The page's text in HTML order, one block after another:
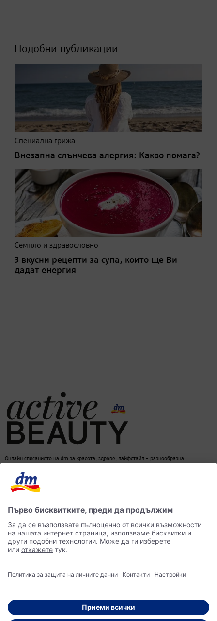
Подобни публикации
Специална грижа
Внезапна слънчева алергия: Какво помага?
Семпло и здравословно
3 вкусни рецепти за супа, които ще Ви
дадат енергия
Онлайн списанието на dm за красота, здраве, лайфстайл – разнообразна
dm онлайн магазин Контакти Лични данни
достъпност
© 2026 dm България ЕООД Моят магазин за козметика, парфюмерия, бебешки
продукти, здравословно хранене, стоки за дома, храна за домашни любимци и много